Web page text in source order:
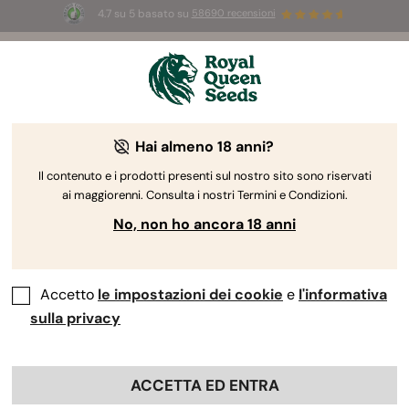
4.7 su 5 basato su 58690 recensioni
⏳2x1-Offerta limitata
2d 11h 54m 30s
The RQS Blog
Hai almeno 18 anni?
Il contenuto e i prodotti presenti sul nostro sito sono riservati
ai maggiorenni. Consulta i nostri Termini e Condizioni.
No, non ho ancora 18 anni
Accetto le impostazioni dei cookie e l'informativa
sulla privacy
ACCETTA ED ENTRA